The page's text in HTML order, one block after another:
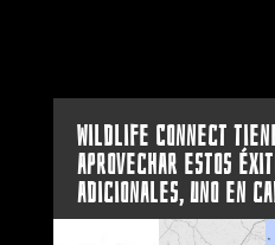
Wildlife Connect
aprovechar estos
adicionales, uno en